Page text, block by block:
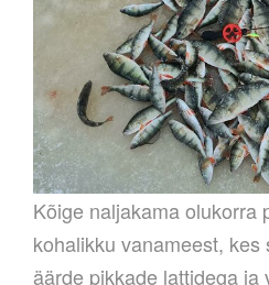
Kõige naljakama olukorra
kohalikku vanameest,
äärde pikkade lattidega ja